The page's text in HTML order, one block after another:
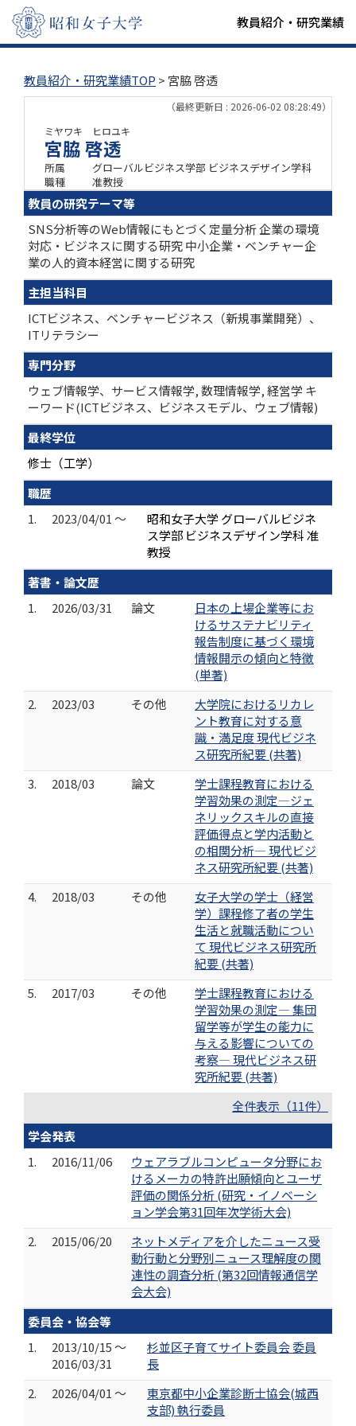
教員紹介・研究業績
教員紹介・研究業績TOP > 宮脇 啓透
（最終更新日 : 2026-06-02 08:28:49）
ミヤワキ ヒロユキ
宮脇 啓透
所属
グローバルビジネス学部 ビジネスデザイン学科
職種
准教授
教員の研究テーマ等
SNS分析等のWeb情報にもとづく定量分析 企業の環境
対応・ビジネスに関する研究 中小企業・ベンチャー企
業の人的資本経営に関する研究
主担当科目
ICTビジネス、ベンチャービジネス（新規事業開発）、
ITリテラシー
専門分野
ウェブ情報学、サービス情報学, 数理情報学, 経営学 キ
ーワード(ICTビジネス、ビジネスモデル、ウェブ情報)
最終学位
修士（工学）
職歴
1.
2023/04/01 ～
昭和女子大学 グローバルビジネ
ス学部 ビジネスデザイン学科 准
教授
著書・論文歴
1.
2026/03/31 論文
日本の上場企業等にお
けるサステナビリティ
報告制度に基づく環境
情報開示の傾向と特徴
(単著)
2.
2023/03 その他
大学院におけるリカレ
ント教育に対する意
識・満足度 現代ビジネ
ス研究所紀要 (共著)
3.
2018/03 論文
学士課程教育における
学習効果の測定―ジェ
ネリックスキルの直接
評価得点と学内活動と
の相関分析― 現代ビジ
ネス研究所紀要 (共著)
4.
2018/03 その他
女子大学の学士（経営
学）課程修了者の学生
生活と就職活動につい
て 現代ビジネス研究所
紀要 (共著)
5.
2017/03 その他
学士課程教育における
学習効果の測定― 集団
留学等が学生の能力に
与える影響についての
考察― 現代ビジネス研
究所紀要 (共著)
全件表示（11件）
学会発表
1.
2016/11/06
ウェアラブルコンピュータ分野にお
けるメーカの特許出願傾向とユーザ
評価の関係分析 (研究・イノベーシ
ョン学会第31回年次学術大会)
2.
2015/06/20
ネットメディアを介したニュース受
動行動と分野別ニュース理解度の関
連性の調査分析 (第32回情報通信学
会大会)
委員会・協会等
1.
2013/10/15 ～
2016/03/31
杉並区子育てサイト委員会 委員
長
2.
2026/04/01 ～
東京都中小企業診断士協会(城西
支部) 執行委員